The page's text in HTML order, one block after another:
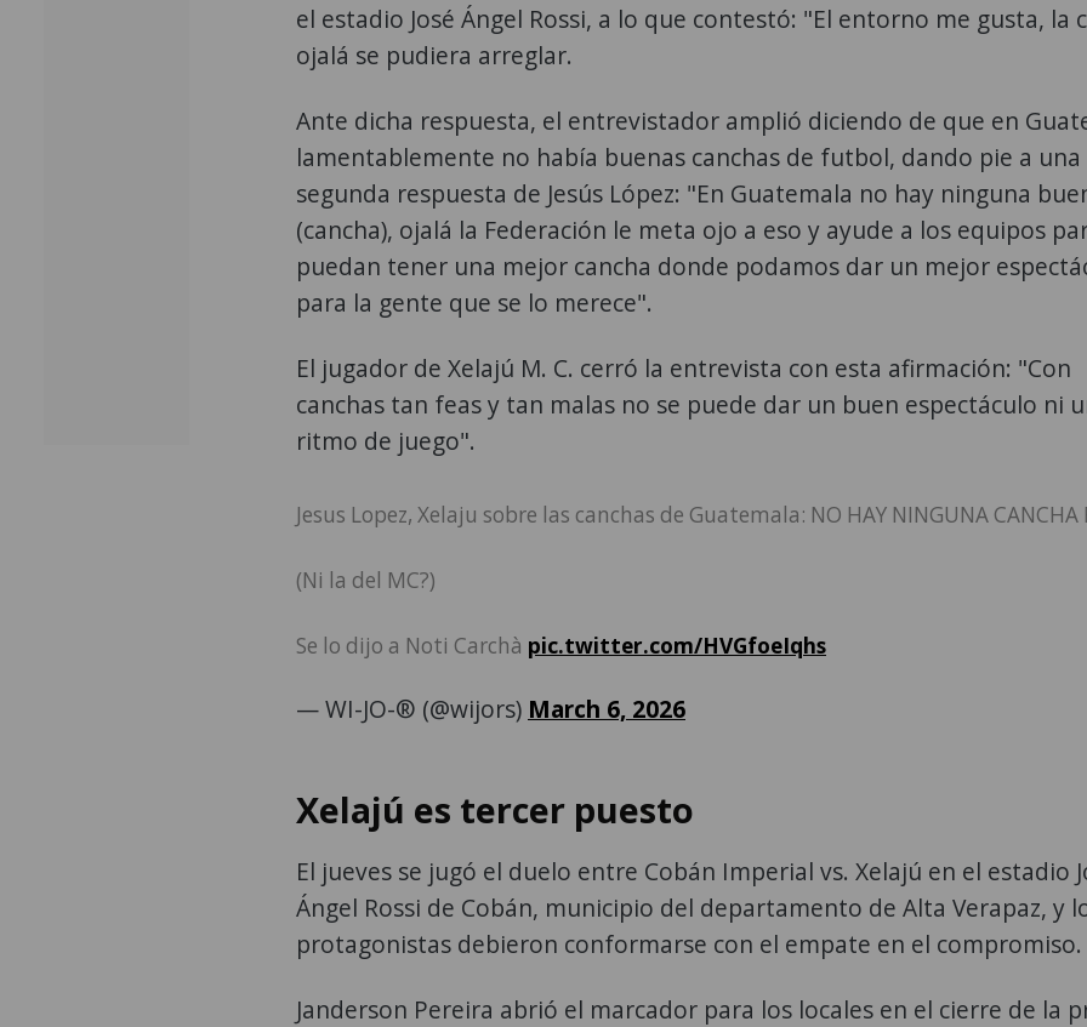
el estadio José Ángel Rossi, a lo que contestó: "El entorno me gusta, la
ojalá se pudiera arreglar.
Ante dicha respuesta, el entrevistador amplió diciendo de que en
lamentablemente no había buenas canchas de futbol, dando pie a una
segunda respuesta de Jesús López: "En Guatemala no hay ninguna
(cancha), ojalá la Federación le meta ojo a eso y ayude a los equipos
puedan tener una mejor cancha donde podamos dar un mejor
para la gente que se lo merece".
El jugador de Xelajú M. C. cerró la entrevista con esta afirmación: "Con
canchas tan feas y tan malas no se puede dar un buen espectáculo ni
ritmo de juego".
Jesus Lopez, Xelaju sobre las canchas de Guatemala: NO HAY NINGUNA CANCHA
(Ni la del MC?)
Se lo dijo a Noti Carchà pic.twitter.com/HVGfoeIqhs
— WI-JO-® (@wijors) March 6, 2026
Xelajú es tercer puesto
El jueves se jugó el duelo entre Cobán Imperial vs. Xelajú en el estadio
Ángel Rossi de Cobán, municipio del departamento de Alta Verapaz, y
protagonistas debieron conformarse con el empate en el compromiso.
Janderson Pereira abrió el marcador para los locales en el cierre de la